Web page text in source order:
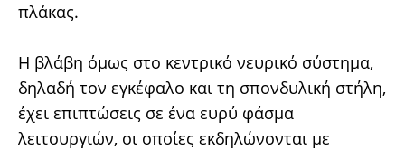
πλάκας.
Η βλάβη όμως στο κεντρικό νευρικό σύστημα,
δηλαδή τον εγκέφαλο και τη σπονδυλική στήλη,
έχει επιπτώσεις σε ένα ευρύ φάσμα
λειτουργιών, οι οποίες εκδηλώνονται με